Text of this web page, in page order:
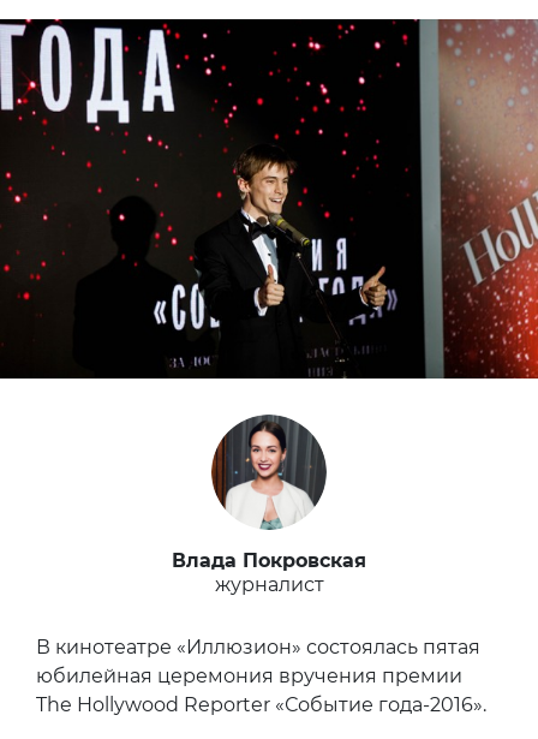
Влада Покровская
журналист
В кинотеатре «Иллюзион» состоялась пятая
юбилейная церемония вручения премии
The Hollywood Reporter «Событие года-2016».